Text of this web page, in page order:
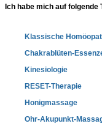
Ich habe mich auf
Klassische
Chakrablüten-
Kinesiologie
RESET-Therapie
Honigmassage
Ohr-Akupunkt-